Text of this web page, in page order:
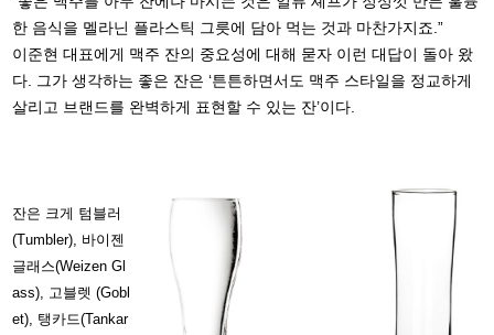
한 음식을 멜라닌 플라스틱 그릇에 담아 먹는 것과 마찬가지죠.”
이준현 대표에게 맥주 잔의 중요성에 대해 묻자 이런 대답이 돌아 왔
다. 그가 생각하는 좋은 잔은 ‘튼튼하면서도 맥주 스타일을 정교하게
살리고 브랜드를 완벽하게 표현할 수 있는 잔’이다.
잔은 크게 텀블러
(Tumbler), 바이젠
글래스(Weizen Gl
ass), 고블렛 (Gobl
et), 탱카드(Tankar